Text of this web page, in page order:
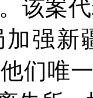
该案
强新
们唯